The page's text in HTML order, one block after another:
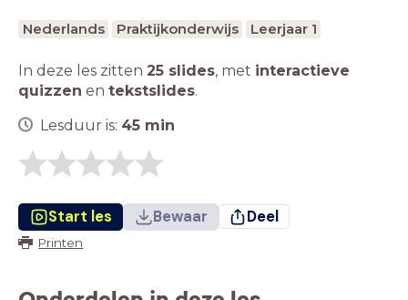
Nederlands Praktijkonderwijs Leerjaar 1
In deze les zitten 25 slides, met interactieve
quizzen en tekstslides.
Lesduur is: 45 min
Start les Bewaar Deel
Printen